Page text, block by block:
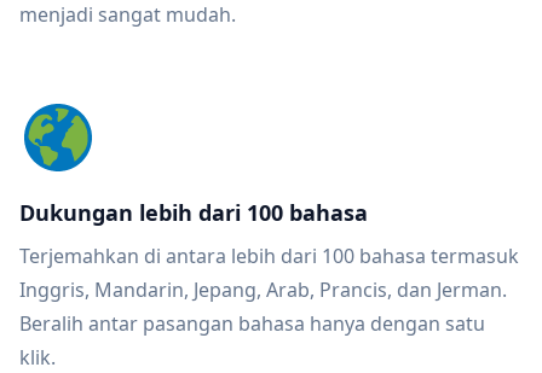
menjadi sangat mudah.
Dukungan lebih dari 100 bahasa
Terjemahkan di antara lebih dari 100 bahasa termasuk
Inggris, Mandarin, Jepang, Arab, Prancis, dan Jerman.
Beralih antar pasangan bahasa hanya dengan satu
klik.